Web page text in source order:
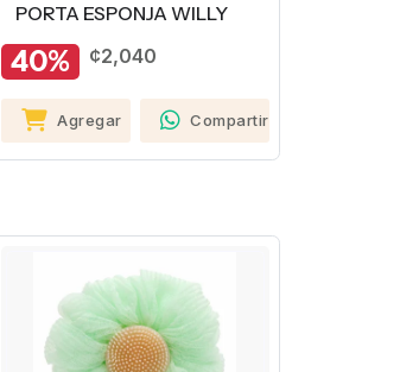
PORTA ESPONJA WILLY
40% ¢2,040
Agregar Compartir